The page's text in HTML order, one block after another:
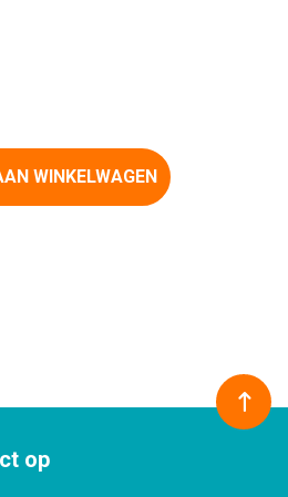
WINKELWAGEN
op